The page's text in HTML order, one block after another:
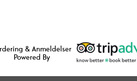
& Anmeldelser
Powered By